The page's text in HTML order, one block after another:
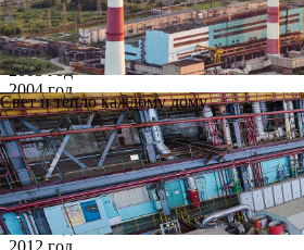
Свет и тепло каждому дому
Архив
Все годы
2002 год
2003 год
2004 год
2005 год
2006 год
2007 год
2008 год
2009 год
2010 год
2011 год
2012 год